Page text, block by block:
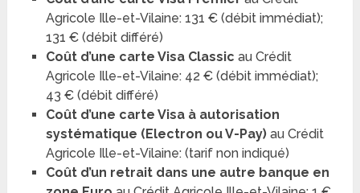
Agricole Ille-et-Vilaine: 131 € (débit immédiat);
131 € (débit différé)
Coût d’une carte Visa Classic au Crédit
Agricole Ille-et-Vilaine: 42 € (débit immédiat);
43 € (débit différé)
Coût d’une carte Visa à autorisation
systématique (Electron ou V-Pay) au Crédit
Agricole Ille-et-Vilaine: (tarif non indiqué)
Coût d’un retrait dans une autre banque en